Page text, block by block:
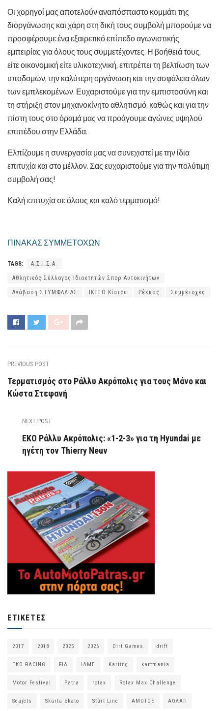
Οι χορηγοί μας αποτελούν αναπόσπαστο κομμάτι της
διοργάνωσης και χάρη στη δική τους συμβολή μπορούμε να
προσφέρουμε ένα εξαιρετικό επίπεδο αγωνιστικής
εμπειρίας για όλους τους συμμετέχοντες. Η βοήθειά τους,
είτε οικονομική είτε υλικοτεχνική, επιτρέπει τη βελτίωση των
υποδομών, την καλύτερη οργάνωση και την ασφάλεια όλων
των εμπλεκομένων. Ευχαριστούμε για την εμπιστοσύνη και
τη στήριξη στον μηχανοκίνητο αθλητισμό, καθώς και για την
πίστη τους στο όραμά μας να προάγουμε αγώνες υψηλού
επιπέδου στην Ελλάδα.
Ελπίζουμε η συνεργασία μας να συνεχιστεί με την ίδια
επιτυχία και στο μέλλον. Σας ευχαριστούμε για την πολύτιμη
συμβολή σας!
Καλή επιτυχία σε όλους και καλό τερματισμό!
ΠΙΝΑΚΑΣ ΣΥΜΜΕΤΟΧΩΝ
TAGS: Α.Σ.Ι.Σ.Α.
Αθλητικός Σύλλογος Ιδιοκτητών Σπορ Αυτοκινήτων
Ανάβαση ΣΤΥΜΦΑΛΙΑΣ ΙΚΤΕΟ Κίατου Ρέκκας Συμμετοχές
PREVIOUS POST
Τερματισμός στο Ράλλυ Ακρόπολις για τους Μάνο και
Κώστα Στεφανή
NEXT POST
ΕΚΟ Ράλλυ Ακρόπολις: «1-2-3» για τη Hyundai με
ηγέτη τον Thierry Neuv
ΕΤΙΚΈΤΕΣ
2017 2018 2025 2026 Dirt Games drift
EKO RACING FIA IAME Karting kartmania
Motor Festival Patra rotax Rotax Max Challenge
Seajets Skarta Ekato Start Line ΑΜΟΤΟΕ ΑΟΛΑΠ